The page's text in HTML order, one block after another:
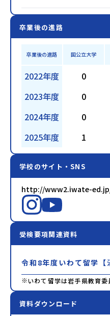
卒業後の進路
卒業後の進路 国公立大学
2022年度 0
2023年度
0
2024年度
0
2025年度
1
学校のサイト・SNS
http://www2.iwate-
受検要項関連資料
令和8年度いわて留学【
※いわて留学は岩手県教育委
資料ダウンロード